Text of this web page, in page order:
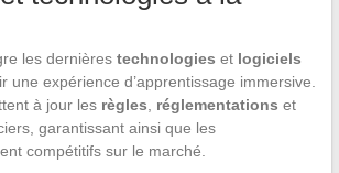
les dernières technologies et logiciels
une expérience d’apprentissage immersive.
à jour les règles, réglementations et
garantissant ainsi que les
compétitifs sur le marché.